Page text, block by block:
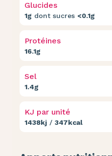
Glucides
1g dont sucres <0.1g
Protéines
16.1g
Sel
1.4g
KJ par unité
1438kj / 347kcal